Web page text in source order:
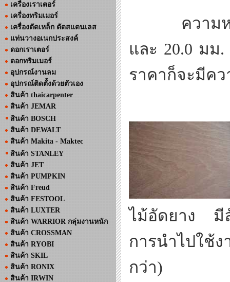
เครื่องเราเตอร์
เครื่องทริมเมอร์
เครื่องตัดเหล็ก ตัดสแตนเลส
แท่นวางอเนกประสงค์
ดอกเราเตอร์
ดอกทริมเมอร์
อุปกรณ์งานลม
อุปกรณ์ติดตั้งด้วยตัวเอง
สินค้า thaicarpenter
สินค้า JEMAR
สินค้า BOSCH
สินค้า DEWALT
สินค้า Makita - Maktec
สินค้า STANLEY
สินค้า JET
สินค้า PUMPKIN
สินค้า Freud
สินค้า FESTOOL
สินค้า LUXTER
สินค้า WARRIOR กลุ่มงานหนัก
สินค้า CROSSMAN
สินค้า RYOBI
สินค้า SKIL
สินค้า RONIX
สินค้า IRWIN
ความ
และ 20.0 มม.
ราคาก็จะมีค
ไม้อัดยาง มี
การนำไปใช้
กว่า)